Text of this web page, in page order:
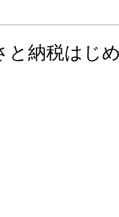
と納税はじ